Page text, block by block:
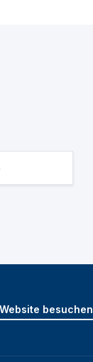
besuchen